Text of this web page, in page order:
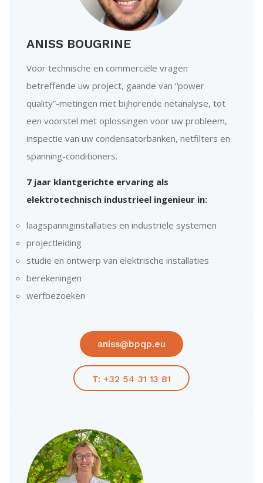
ANISS BOUGRINE
Voor technische en commerciële vragen
betreffende uw project, gaande van “power
quality”-metingen met bijhorende netanalyse, tot
een voorstel met oplossingen voor uw probleem,
inspectie van uw condensatorbanken, netfilters en
spanning-conditioners.
7 jaar klantgerichte ervaring als
elektrotechnisch industrieel ingenieur in:
laagspanniginstallaties en industriële systemen
projectleiding
studie en ontwerp van elektrische installaties
berekeningen
werfbezoeken
aniss@bpqp.eu
T: +32 54 31 13 81